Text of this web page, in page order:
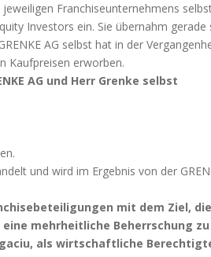
Franchiseunternehmens
Investors ein. Sie übernahm gerade
AG selbst hat in der
Kaufpreisen erworben.
AG und Herr Grenke selbst
und wird im Ergebnis von der
mit dem Ziel, die
mehrheitliche Beherrschung
als wirtschaftliche